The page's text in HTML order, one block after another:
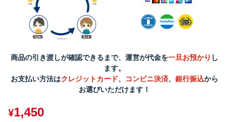
商品の引き渡しが確認できるまで、運営が代金を一旦お預かり し
ます。
お支払い方法はクレジットカード、 コンビニ決済、 銀行振込から
お選びいただけます！
¥1,450